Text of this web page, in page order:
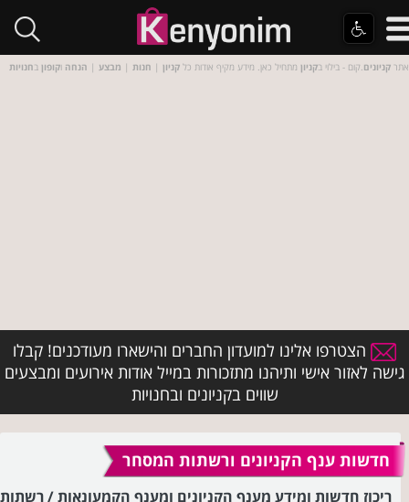
אתר קניונים.קום - בילוי בקניון מתחיל כאן. מידע מקיף אודות כל קניון | חנות | מבצע | הנחה וקופון בחנויות
הצטרפו אלינו למועדון החברים והישארו מעודכנים! קבלו
גישה לאזור אישי ותיהנו מתזכורות במייל אודות אירועים ומבצעים
שווים בקניונים ובחנויות
חדשות ענף הקניונים ורשתות המסחר
ריכוז חדשות ומידע מענף הקניונים ומענף הקמעונאות / רשתות